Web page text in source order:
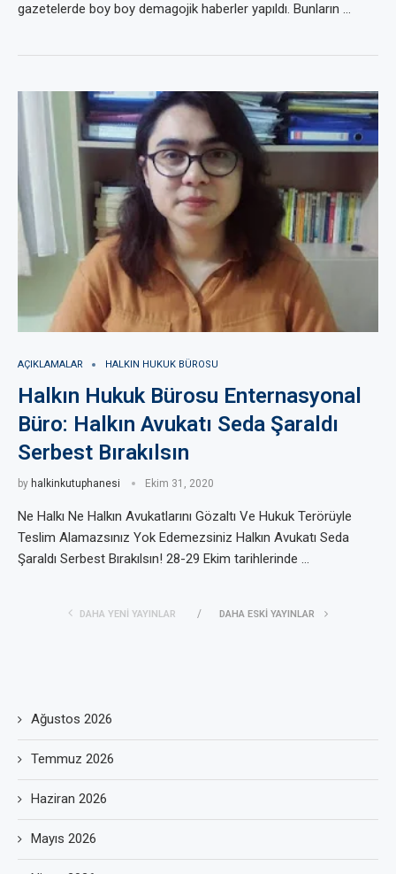
gazetelerde boy boy demagojik haberler yapıldı. Bunların …
AÇIKLAMALAR HALKIN HUKUK BÜROSU
Halkın Hukuk Bürosu Enternasyonal
Büro: Halkın Avukatı Seda Şaraldı
Serbest Bırakılsın
by halkinkutuphanesi Ekim 31, 2020
Ne Halkı Ne Halkın Avukatlarını Gözaltı Ve Hukuk Terörüyle
Teslim Alamazsınız Yok Edemezsiniz Halkın Avukatı Seda
Şaraldı Serbest Bırakılsın! 28-29 Ekim tarihlerinde …
DAHA YENI YAYINLAR DAHA ESKI YAYINLAR
Ağustos 2026
Temmuz 2026
Haziran 2026
Mayıs 2026